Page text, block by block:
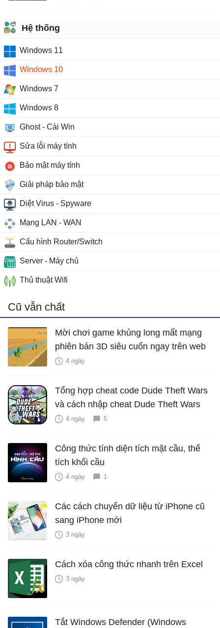
Hệ thống
Windows 11
Windows 10
Windows 7
Windows 8
Ghost - Cài Win
Sửa lỗi máy tính
Bảo mật máy tính
Giải pháp bảo mật
Diệt Virus - Spyware
Mạng LAN - WAN
Cấu hình Router/Switch
Server - Máy chủ
Thủ thuật Wifi
Cũ vẫn chất
Mời chơi game khủng long mất mạng
phiên bản 3D siêu cuốn ngay trên web
4 ngày
Tổng hợp cheat code Dude Theft Wars
và cách nhập cheat Dude Theft Wars
4 ngày 5
Công thức tính diện tích mặt cầu, thể
tích khối cầu
4 ngày 1
Các cách chuyển dữ liệu từ iPhone cũ
sang iPhone mới
3 ngày
Cách xóa công thức nhanh trên Excel
3 ngày
Tắt Windows Defender (Windows